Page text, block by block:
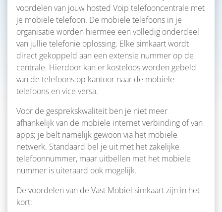
voordelen van jouw hosted Voip telefooncentrale met
je mobiele telefoon. De mobiele telefoons in je
organisatie worden hiermee een volledig onderdeel
van jullie telefonie oplossing. Elke simkaart wordt
direct gekoppeld aan een extensie nummer op de
centrale. Hierdoor kan er kosteloos worden gebeld
van de telefoons op kantoor naar de mobiele
telefoons en vice versa.
Voor de gesprekskwaliteit ben je niet meer
afhankelijk van de mobiele internet verbinding of van
apps; je belt namelijk gewoon via het mobiele
netwerk. Standaard bel je uit met het zakelijke
telefoonnummer, maar uitbellen met het mobiele
nummer is uiteraard ook mogelijk.
De voordelen van de Vast Mobiel simkaart zijn in het
kort: